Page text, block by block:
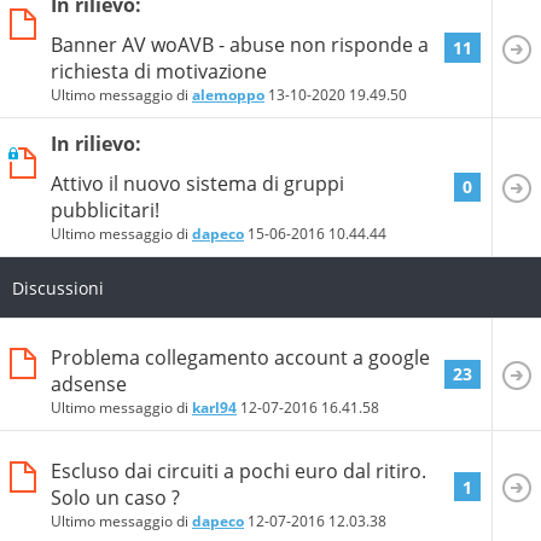
Banner AV woAVB - abuse non risponde a
richiesta di motivazione
Ultimo messaggio di alemoppo 13-10-2020 19.49.50
11
In rilievo:
Attivo il nuovo sistema di gruppi
pubblicitari!
Ultimo messaggio di dapeco 15-06-2016 10.44.44
0
Discussioni
Problema collegamento account a google
adsense
Ultimo messaggio di karl94 12-07-2016 16.41.58
23
Escluso dai circuiti a pochi euro dal ritiro.
Solo un caso ?
Ultimo messaggio di dapeco 12-07-2016 12.03.38
1